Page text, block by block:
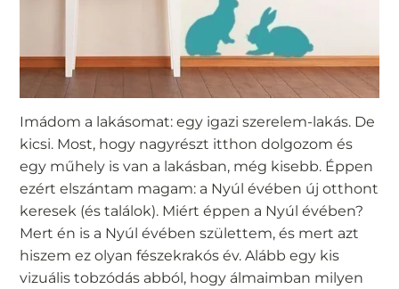
Imádom a lakásomat: egy igazi szerelem-lakás. De
kicsi. Most, hogy nagyrészt itthon dolgozom és
egy műhely is van a lakásban, még kisebb. Éppen
ezért elszántam magam: a Nyúl évében új otthont
keresek (és találok). Miért éppen a Nyúl évében?
Mert én is a Nyúl évében születtem, és mert azt
hiszem ez olyan fészekrakós év. Alább egy kis
vizuális tobzódás abból, hogy álmaimban milyen